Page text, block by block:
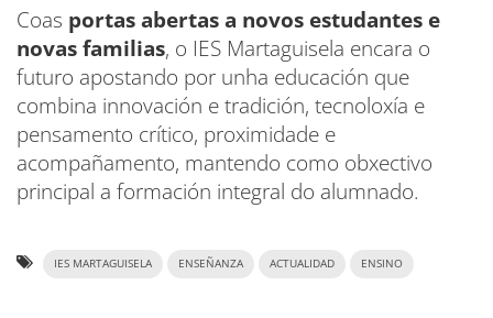
Coas portas abertas a novos estudantes e
novas familias, o IES Martaguisela encara o
futuro apostando por unha educación que
combina innovación e tradición, tecnoloxía e
pensamento crítico, proximidade e
acompañamento, mantendo como obxectivo
principal a formación integral do alumnado.
IES MARTAGUISELA ENSEÑANZA ACTUALIDAD ENSINO